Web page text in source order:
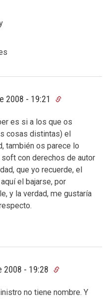
2008 - 19:21
es si a los que os
cosas distintas) el
también os parece lo
con derechos de autor
que yo recuerde, el
el bajarse, por
y la verdad, me gustaría
2008 - 19:28
no tiene nombre. Y